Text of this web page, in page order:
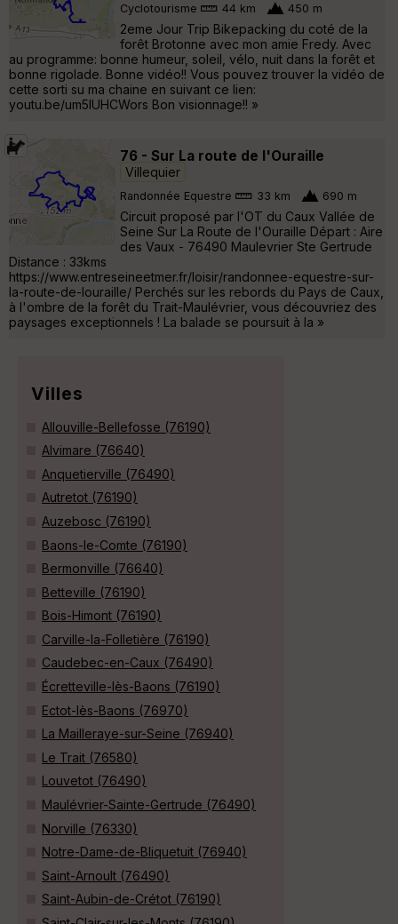
Cyclotourisme 44 km 450 m
2eme Jour Trip Bikepacking du coté de la
forêt Brotonne avec mon amie Fredy. Avec
au programme: bonne humeur, soleil, vélo, nuit dans la forêt et
bonne rigolade. Bonne vidéo!! Vous pouvez trouver la vidéo de
cette sorti su ma chaine en suivant ce lien:
youtu.be/um5lUHCWors Bon visionnage!! »
76 - Sur La route de l'Ouraille
Villequier
Randonnée Equestre 33 km 690 m
Circuit proposé par l'OT du Caux Vallée de
Seine Sur La Route de l'Ouraille Départ : Aire
des Vaux - 76490 Maulevrier Ste Gertrude
Distance : 33kms
https://www.entreseineetmer.fr/loisir/randonnee-equestre-sur-
la-route-de-louraille/ Perchés sur les rebords du Pays de Caux,
à l'ombre de la forêt du Trait-Maulévrier, vous découvriez des
paysages exceptionnels ! La balade se poursuit à la »
Villes
Allouville-Bellefosse (76190)
Alvimare (76640)
Anquetierville (76490)
Autretot (76190)
Auzebosc (76190)
Baons-le-Comte (76190)
Bermonville (76640)
Betteville (76190)
Bois-Himont (76190)
Carville-la-Folletière (76190)
Caudebec-en-Caux (76490)
Écretteville-lès-Baons (76190)
Ectot-lès-Baons (76970)
La Mailleraye-sur-Seine (76940)
Le Trait (76580)
Louvetot (76490)
Maulévrier-Sainte-Gertrude (76490)
Norville (76330)
Notre-Dame-de-Bliquetuit (76940)
Saint-Arnoult (76490)
Saint-Aubin-de-Crétot (76190)